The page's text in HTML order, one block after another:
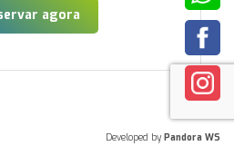
agora
Developed by Pandora WS